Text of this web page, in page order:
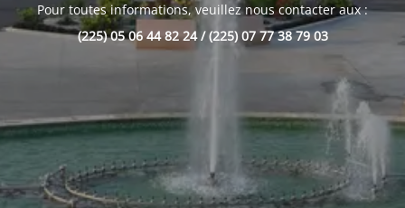
Pour toutes informations, veuillez nous contacter aux :
(225) 05 06 44 82 24 / (225) 07 77 38 79 03